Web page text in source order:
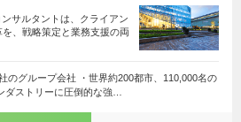
サルタントは、クライアン
、戦略策定と業務支援の両
のグループ会社 ・世界約200都市、110,000名の
ダストリーに圧倒的な強…